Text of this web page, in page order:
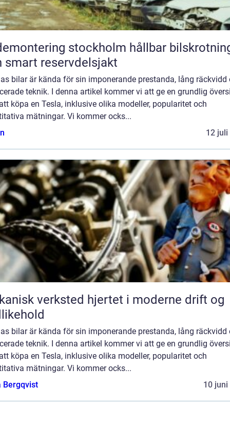
stockholm hållbar bilskrotning
smart reservdelsjakt
bilar är kända för sin imponerande prestanda, lång räckvidd
teknik. I denna artikel kommer vi att ge en grundlig
köpa en Tesla, inklusive olika modeller, popularitet och
mätningar. Vi kommer ocks...
12 juli
verksted hjertet i moderne drift og
bilar är kända för sin imponerande prestanda, lång räckvidd
teknik. I denna artikel kommer vi att ge en grundlig
köpa en Tesla, inklusive olika modeller, popularitet och
mätningar. Vi kommer ocks...
Bergqvist
10 juni